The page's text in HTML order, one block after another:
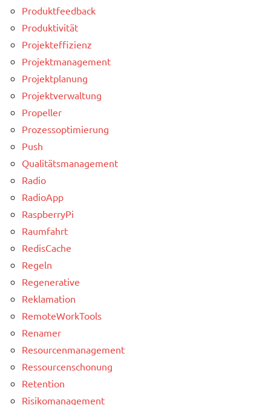
Produktfeedback
Produktivität
Projekteffizienz
Projektmanagement
Projektplanung
Projektverwaltung
Propeller
Prozessoptimierung
Push
Qualitätsmanagement
Radio
RadioApp
RaspberryPi
Raumfahrt
RedisCache
Regeln
Regenerative
Reklamation
RemoteWorkTools
Renamer
Resourcenmanagement
Ressourcenschonung
Retention
Risikomanagement